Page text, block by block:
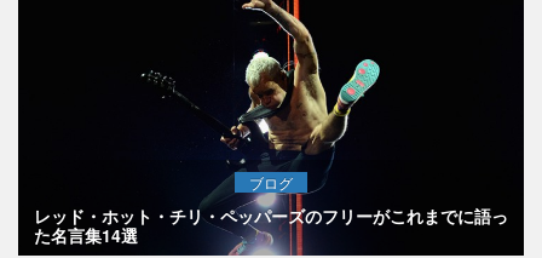
ブログ
レッド・ホット・チリ・ペッパーズのフリーがこれまでに語っ
た名言集14選